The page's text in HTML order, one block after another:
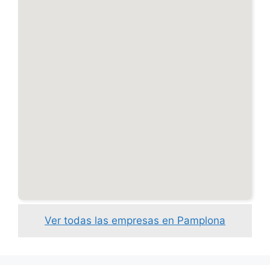
Ver todas las empresas en Pamplona